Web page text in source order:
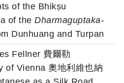
of the Bhikṣu
of the Dharmaguptaka-
Dunhuang and Turpan
Fellner 費爾勒
of Vienna 奧地利維也納